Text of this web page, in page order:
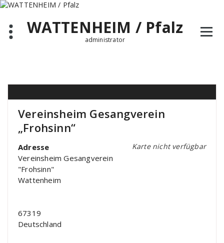
Zum
springenWATTENHEIM / Pfalz
administrator
Vereinsheim Gesangverein
„Frohsinn“
Karte nicht verfügbar
Adresse
Vereinsheim Gesangverein
"Frohsinn"
Wattenheim
67319
Deutschland